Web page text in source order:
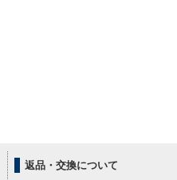
返品・交換について